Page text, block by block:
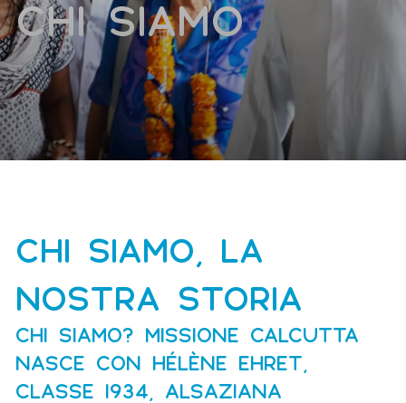
CHI SIAMO
CHI SIAMO, LA
NOSTRA STORIA
CHI SIAMO? MISSIONE CALCUTTA
NASCE CON HÉLÈNE EHRET,
CLASSE 1934, ALSAZIANA